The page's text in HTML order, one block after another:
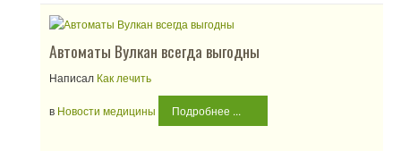
Автоматы Вулкан всегда выгодны
Написал Как лечить
в Новости медицины Подробнее ...